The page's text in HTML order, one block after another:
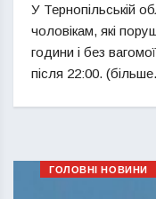
У Тернопільській
чоловікам, які
години і без
після 22:00.
ГОЛОВНІ НОВИНИ